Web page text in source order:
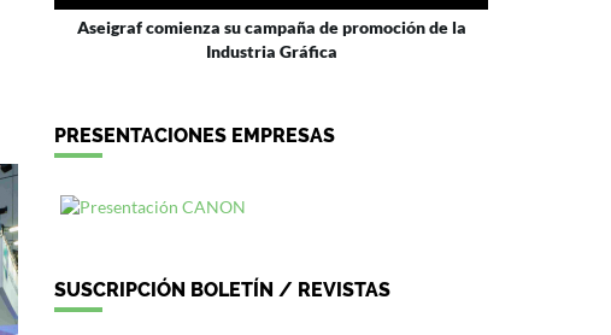
Aseigraf comienza su campaña de promoción de la
Industria Gráfica
PRESENTACIONES EMPRESAS
SUSCRIPCIÓN BOLETÍN / REVISTAS